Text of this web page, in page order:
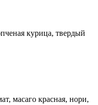
курица, твердый
масаго красная, нори,